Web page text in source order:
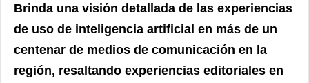
Brinda una visión detallada de las experiencias
de uso de inteligencia artificial en más de un
centenar de medios de comunicación en la
región, resaltando experiencias editoriales en